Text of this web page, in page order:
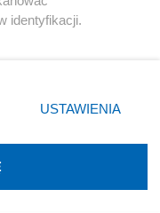
identyfikacji.
prywatności
strony
zgody
się takiemu
USTAWIENIA